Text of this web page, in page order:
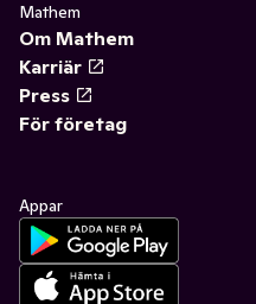
Mathem
Om Mathem
Karriär
Press
För företag
Appar